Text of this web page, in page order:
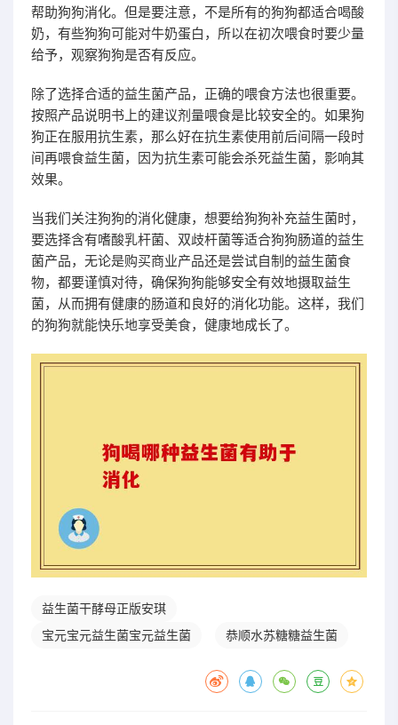
帮助狗狗消化。但是要注意，不是所有的狗狗都适合喝酸
奶，有些狗狗可能对牛奶蛋白，所以在初次喂食时要少量
给予，观察狗狗是否有反应。
除了选择合适的益生菌产品，正确的喂食方法也很重要。
按照产品说明书上的建议剂量喂食是比较安全的。如果狗
狗正在服用抗生素，那么好在抗生素使用前后间隔一段时
间再喂食益生菌，因为抗生素可能会杀死益生菌，影响其
效果。
当我们关注狗狗的消化健康，想要给狗狗补充益生菌时，
要选择含有嗜酸乳杆菌、双歧杆菌等适合狗狗肠道的益生
菌产品，无论是购买商业产品还是尝试自制的益生菌食
物，都要谨慎对待，确保狗狗能够安全有效地摄取益生
菌，从而拥有健康的肠道和良好的消化功能。这样，我们
的狗狗就能快乐地享受美食，健康地成长了。
益生菌干酵母正版安琪
宝元宝元益生菌宝元益生菌
恭顺水苏糖糖益生菌